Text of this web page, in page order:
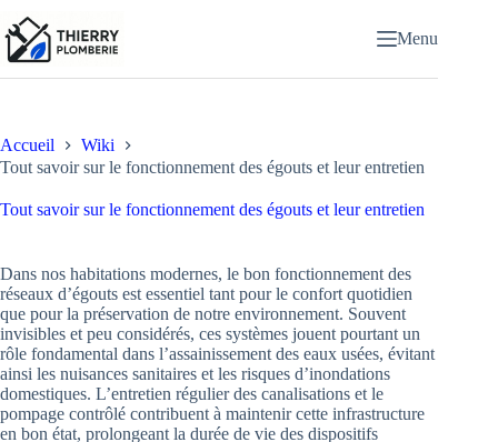
au
contenu
Menu
Accueil
Wiki
Tout savoir sur le fonctionnement des égouts et leur entretien
Tout savoir sur le fonctionnement des égouts et leur entretien
Dans nos habitations modernes, le bon fonctionnement des
réseaux d’égouts est essentiel tant pour le confort quotidien
que pour la préservation de notre environnement. Souvent
invisibles et peu considérés, ces systèmes jouent pourtant un
rôle fondamental dans l’assainissement des eaux usées, évitant
ainsi les nuisances sanitaires et les risques d’inondations
domestiques. L’entretien régulier des canalisations et le
pompage contrôlé contribuent à maintenir cette infrastructure
en bon état, prolongeant la durée de vie des dispositifs